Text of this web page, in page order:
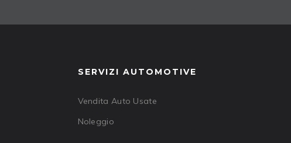
SERVIZI AUTOMOTIVE
Vendita Auto Usate
Noleggio